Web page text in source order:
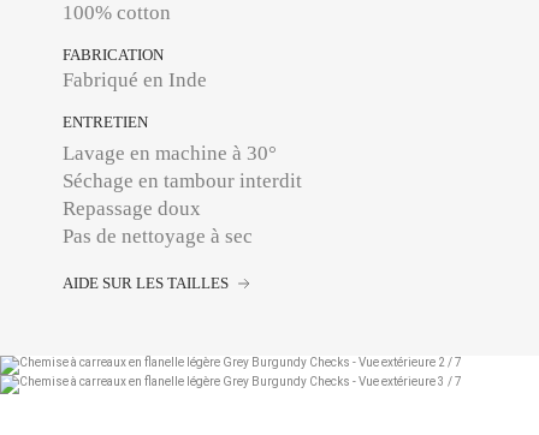
100% cotton
FABRICATION
Fabriqué en Inde
ENTRETIEN
Lavage en machine à 30°
Séchage en tambour interdit
Repassage doux
Pas de nettoyage à sec
AIDE SUR LES TAILLES